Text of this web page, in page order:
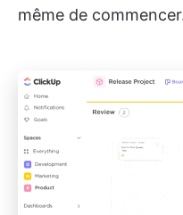
même de